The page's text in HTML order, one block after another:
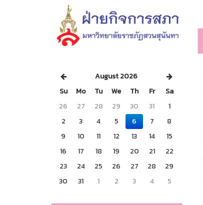
August 2026
Su
Mo Tu We Th Fr
Sa
26
27 28 29 30 31
1
2
3 4 5 6 7
8
9
10 11 12 13 14
15
16
17 18 19 20 21
22
23
24 25 26 27 28
29
30
31 1 2 3 4 5